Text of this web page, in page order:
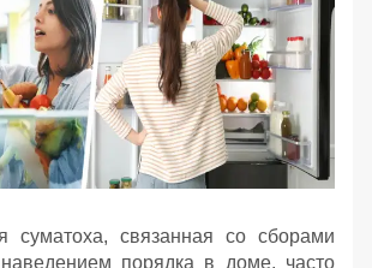
суматоха, связанная со сборами
порядка в доме, часто